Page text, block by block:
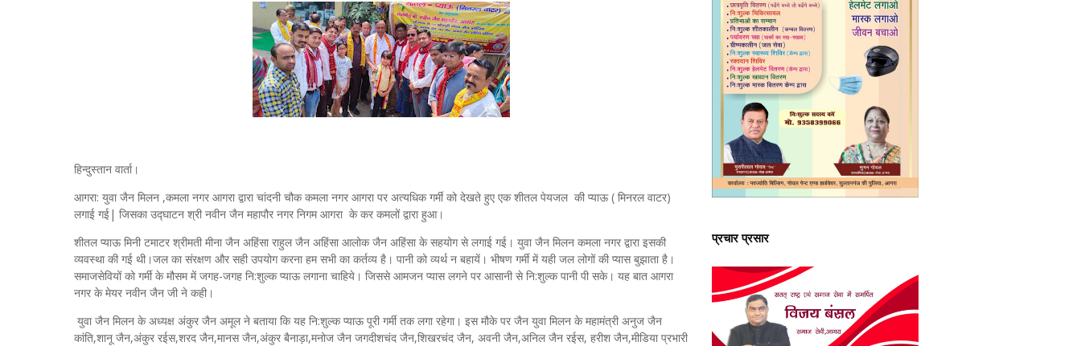
हिन्दुस्तान वार्ता।
आगरा: युवा जैन मिलन ,कमला नगर आगरा द्वारा चांदनी चौक कमला नगर आगरा पर अत्यधिक गर्मी को देखते हुए एक शीतल पेयजल की प्याऊ ( मिनरल वाटर)
लगाई गई| जिसका उद्घाटन श्री नवीन जैन महापौर नगर निगम आगरा के कर कमलों द्वारा हुआ।
शीतल प्याऊ मिनी टमाटर श्रीमती मीना जैन अहिंसा राहुल जैन अहिंसा आलोक जैन अहिंसा के सहयोग से लगाई गई। युवा जैन मिलन कमला नगर द्वारा इसकी
व्यवस्था की गई थी।जल का संरक्षण और सही उपयोग करना हम सभी का कर्तव्य है। पानी को व्यर्थ न बहायें। भीषण गर्मी में यही जल लोगों की प्यास बुझाता है।
समाजसेवियों को गर्मी के मौसम में जगह-जगह नि:शुल्क प्याऊ लगाना चाहिये। जिससे आमजन प्यास लगने पर आसानी से नि:शुल्क पानी पी सके। यह बात आगरा
नगर के मेयर नवीन जैन जी ने कही।
युवा जैन मिलन के अध्यक्ष अंकुर जैन अमूल ने बताया कि यह नि:शुल्क प्याऊ पूरी गर्मी तक लगा रहेगा। इस मौके पर जैन युवा मिलन के महामंत्री अनुज जैन
कांति,शानू जैन,अंकुर रईस,शरद जैन,मानस जैन,अंकुर बैनाड़ा,मनोज जैन जगदीशचंद जैन,शिखरचंद जैन, अवनी जैन,अनिल जैन रईस, हरीश जैन,मीडिया प्रभारी
प्रचार प्रसार